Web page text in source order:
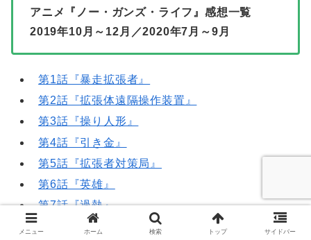
アニメ『ノー・ガンズ・ライフ』感想一覧
2019年10月～12月／2020年7月～9月
第1話『暴走拡張者』
第2話『拡張体遠隔操作装置』
第3話『操り人形』
第4話『引き金』
第5話『拡張者対策局』
第6話『英雄』
第7話『過熱』
第8話『遺志』
メニュー ホーム 検索 トップ サイドバー